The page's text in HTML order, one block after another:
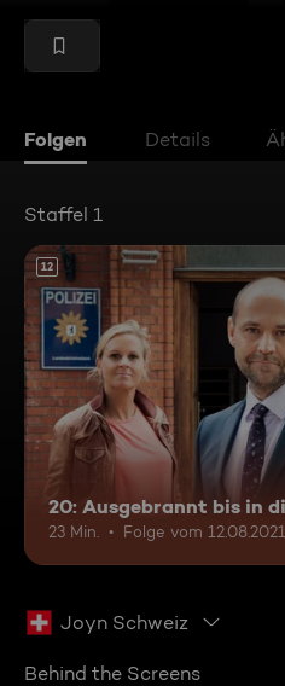
Folgen Details
Staffel 1
12
20: Ausgebrannt bis in
23 Min. Folge vom 12.08.2021
Joyn Schweiz
Behind the Screens